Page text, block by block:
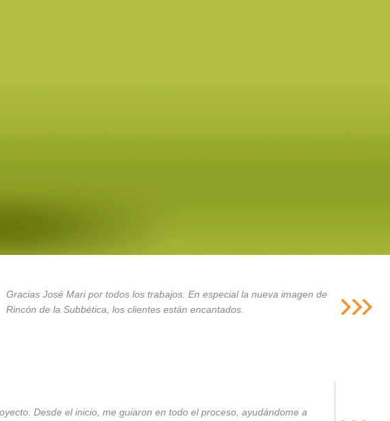
Gracias José Mari por todos los trabajos. En especial la nueva imagen de
Rincón de la Subbética, los clientes están encantados.
Desde el inicio, me guiaron en todo el proceso, ayudándome a